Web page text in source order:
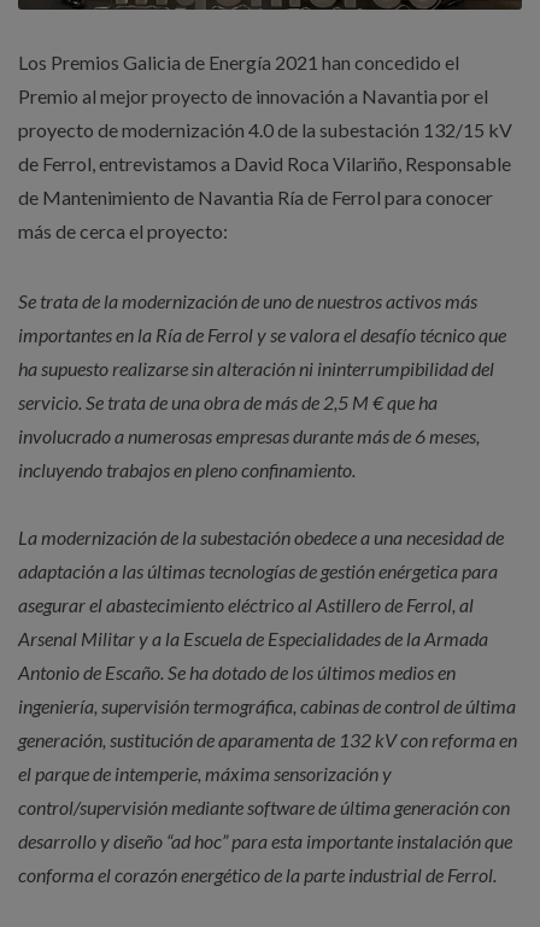
Los Premios Galicia de Energía 2021 han concedido el
Premio al mejor proyecto de innovación a Navantia por el
proyecto de modernización 4.0 de la subestación 132/15 kV
de Ferrol, entrevistamos a David Roca Vilariño, Responsable
de Mantenimiento de Navantia Ría de Ferrol para conocer
más de cerca el proyecto:
Se trata de la modernización de uno de nuestros activos más
importantes en la Ría de Ferrol y se valora el desafío técnico que
ha supuesto realizarse sin alteración ni ininterrumpibilidad del
servicio. Se trata de una obra de más de 2,5 M € que ha
involucrado a numerosas empresas durante más de 6 meses,
incluyendo trabajos en pleno confinamiento.
La modernización de la subestación obedece a una necesidad de
adaptación a las últimas tecnologías de gestión enérgetica para
asegurar el abastecimiento eléctrico al Astillero de Ferrol, al
Arsenal Militar y a la Escuela de Especialidades de la Armada
Antonio de Escaño. Se ha dotado de los últimos medios en
ingeniería, supervisión termográfica, cabinas de control de última
generación, sustitución de aparamenta de 132 kV con reforma en
el parque de intemperie, máxima sensorización y
control/supervisión mediante software de última generación con
desarrollo y diseño “ad hoc” para esta importante instalación que
conforma el corazón energético de la parte industrial de Ferrol.